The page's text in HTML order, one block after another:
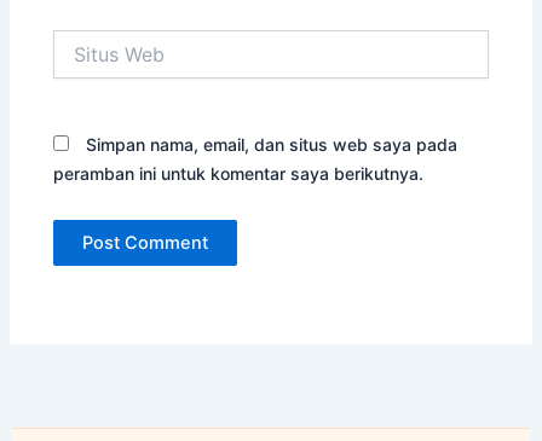
Web
Simpan nama, email, dan situs web saya pada
peramban ini untuk komentar saya berikutnya.